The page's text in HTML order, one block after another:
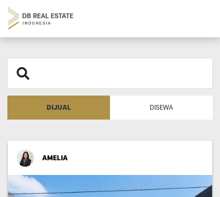
DIJUAL DISEWA
AMELIA